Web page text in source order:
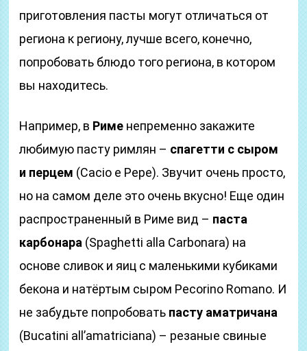
приготовления пасты могут отличаться от
региона к региону, лучше всего, конечно,
попробовать блюдо того региона, в котором
вы находитесь.
Например, в Риме непременно закажите
любимую пасту римлян – спагетти с сыром
и перцем (Cacio e Pepe). Звучит очень просто,
но на самом деле это очень вкусно! Еще один
распространенный в Риме вид – паста
карбонара (Spaghetti alla Carbonara) на
основе сливок и яиц с маленькими кубиками
бекона и натёртым сыром Pecorino Romano. И
не забудьте попробовать пасту аматричана
(Bucatini all’amatriciana) – резаные свиные